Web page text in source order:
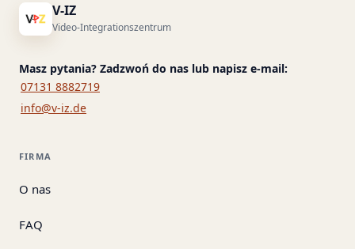
V-IZ
Video-Integrationszentrum
Masz pytania? Zadzwoń do nas lub napisz e-mail:
07131 8882719
info@v-iz.de
FIRMA
O nas
FAQ